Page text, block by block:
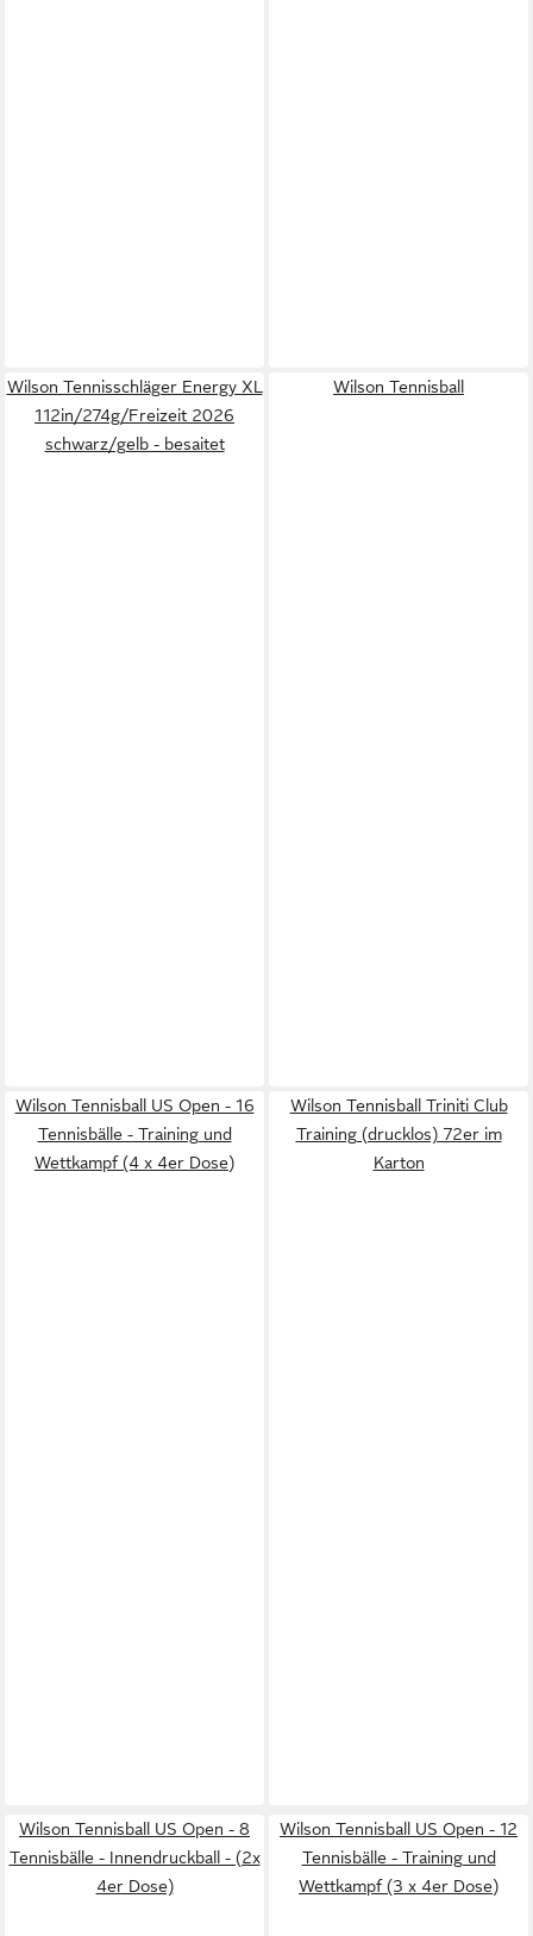
Wilson Tennisschläger Energy XL
112in/274g/Freizeit 2026
schwarz/gelb - besaitet
Wilson Tennisball
Wilson Tennisball US Open - 16
Tennisbälle - Training und
Wettkampf (4 x 4er Dose)
Wilson Tennisball Triniti Club
Training (drucklos) 72er im
Karton
Wilson Tennisball US Open - 8
Tennisbälle - Innendruckball - (2x
4er Dose)
Wilson Tennisball US Open - 12
Tennisbälle - Training und
Wettkampf (3 x 4er Dose)